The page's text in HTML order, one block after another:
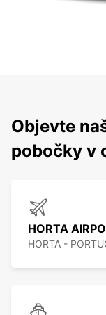
Objevte
pobočky v
HORTA
HORTA -